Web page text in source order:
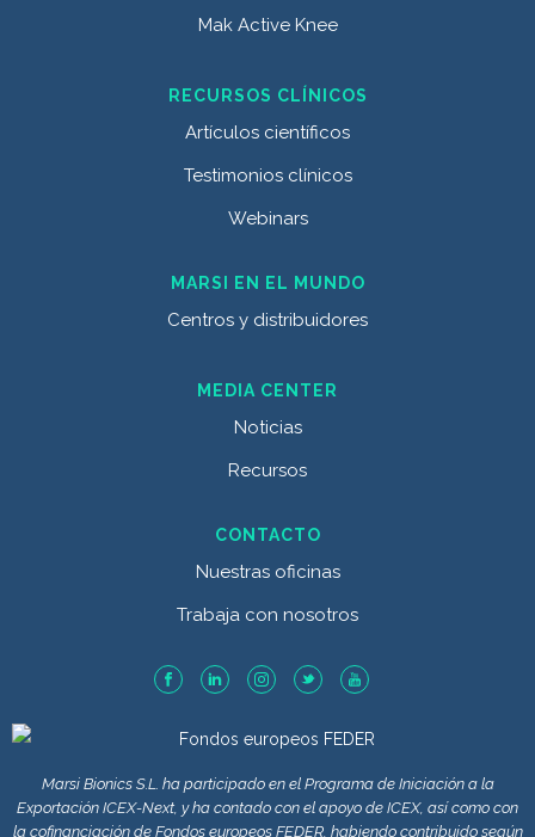
Mak Active Knee
RECURSOS CLÍNICOS
Artículos científicos
Testimonios clínicos
Webinars
MARSI EN EL MUNDO
Centros y distribuidores
MEDIA CENTER
Noticias
Recursos
CONTACTO
Nuestras oficinas
Trabaja con nosotros
Marsi Bionics S.L. ha participado en el Programa de Iniciación a la
Exportación ICEX-Next, y ha contado con el apoyo de ICEX, así como con
la cofinanciación de Fondos europeos FEDER, habiendo contribuido según